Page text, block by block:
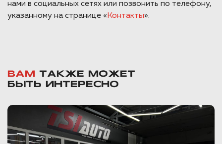
нами в социальных сетях или позвонить по телефону,
указанному на странице «Контакты».
ВАМ
ТАКЖЕ МОЖЕТ
БЫТЬ ИНТЕРЕСНО